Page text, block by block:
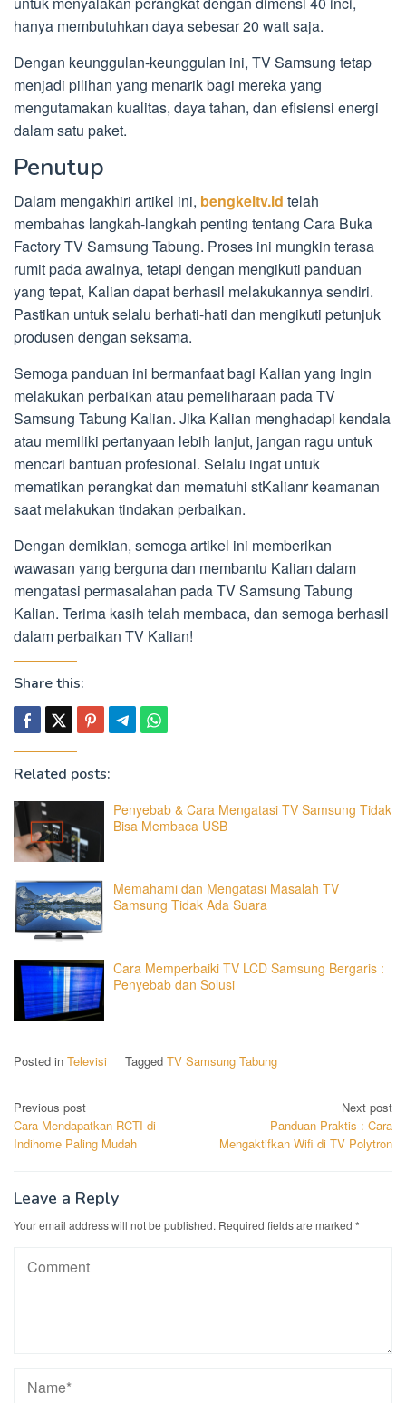
hanya membutuhkan daya sebesar 20 watt saja.
Dengan keunggulan-keunggulan ini, TV Samsung tetap
menjadi pilihan yang menarik bagi mereka yang
mengutamakan kualitas, daya tahan, dan efisiensi energi
dalam satu paket.
Penutup
Dalam mengakhiri artikel ini, bengkeltv.id telah
membahas langkah-langkah penting tentang Cara Buka
Factory TV Samsung Tabung. Proses ini mungkin terasa
rumit pada awalnya, tetapi dengan mengikuti panduan
yang tepat, Kalian dapat berhasil melakukannya sendiri.
Pastikan untuk selalu berhati-hati dan mengikuti petunjuk
produsen dengan seksama.
Semoga panduan ini bermanfaat bagi Kalian yang ingin
melakukan perbaikan atau pemeliharaan pada TV
Samsung Tabung Kalian. Jika Kalian menghadapi kendala
atau memiliki pertanyaan lebih lanjut, jangan ragu untuk
mencari bantuan profesional. Selalu ingat untuk
mematikan perangkat dan mematuhi stKalianr keamanan
saat melakukan tindakan perbaikan.
Dengan demikian, semoga artikel ini memberikan
wawasan yang berguna dan membantu Kalian dalam
mengatasi permasalahan pada TV Samsung Tabung
Kalian. Terima kasih telah membaca, dan semoga berhasil
dalam perbaikan TV Kalian!
Share this:
Related posts:
Penyebab & Cara Mengatasi TV Samsung Tidak
Bisa Membaca USB
Memahami dan Mengatasi Masalah TV
Samsung Tidak Ada Suara
Cara Memperbaiki TV LCD Samsung Bergaris :
Penyebab dan Solusi
Posted in Televisi Tagged TV Samsung Tabung
Post
navigation
Previous post
Cara Mendapatkan RCTI di
Indihome Paling Mudah
Next post
Panduan Praktis : Cara
Mengaktifkan Wifi di TV Polytron
Leave a Reply
Your email address will not be published. Required fields are marked *